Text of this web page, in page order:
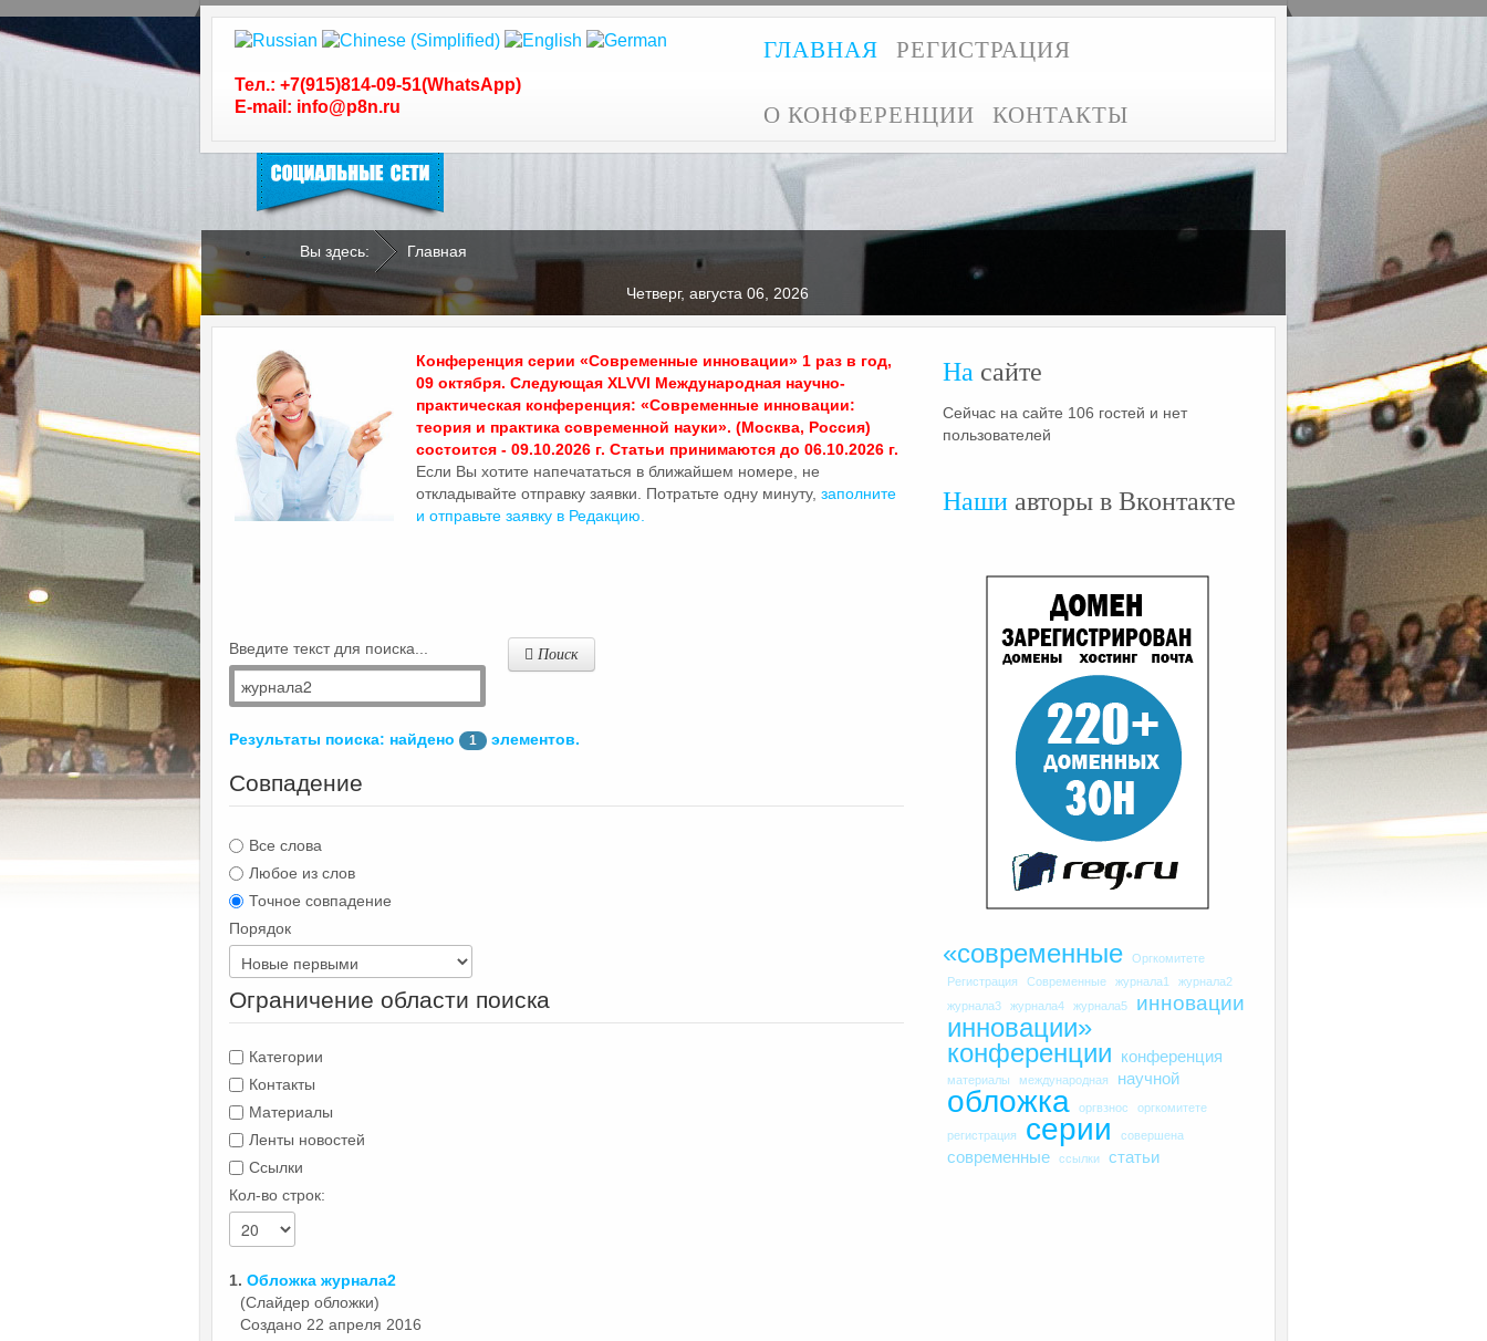
Тел.: +7(915)814-09-51(WhatsApp)
E-mail: info@p8n.ru
ГЛАВНАЯ РЕГИСТРАЦИЯ
О КОНФЕРЕНЦИИ КОНТАКТЫ
Следуйте за нами в
.
Вы здесь: Главная
Четверг, августа 06, 2026
Конференция серии «Современные инновации» 1 раз в год,
09 октября. Следующая XLVVI Международная научно-
практическая конференция: «Современные инновации:
теория и практика современной науки». (Москва, Россия)
состоится - 09.10.2026 г. Статьи принимаются до 06.10.2026 г.
Если Вы хотите напечататься в ближайшем номере, не
откладывайте отправку заявки. Потратьте одну минуту, заполните
и отправьте заявку в Редакцию.
Введите текст для поиска... Поиск
Результаты поиска: найдено 1 элементов.
Совпадение
Все слова
Любое из слов
Точное совпадение
Порядок
Ограничение области поиска
Категории
Контакты
Материалы
Ленты новостей
Ссылки
Кол-во строк:
1. Обложка журнала2
(Слайдер обложки)
Создано 22 апреля 2016
На сайте
Сейчас на сайте 106 гостей и нет
пользователей
Наши авторы в Вконтакте
«современные
Оргкомитете
Регистрация
Современные журнала1
журнала2
журнала3
журнала4 журнала5 инновации
инновации»
конференции
конференция
материалы международная научной
обложка оргвзнос оргкомитете
регистрация серии совершена
современные ссылки статьи